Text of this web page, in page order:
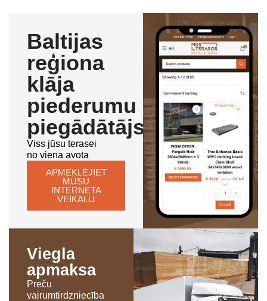
Baltijas
reģiona
klāja
piederumu
piegādātājs
Viss jūsu terasei
no viena avota
APMEKLĒJIET
MŪSU
INTERNETA
VEIKALU
Viegla
apmaksa
Preču
vairumtirdzniecība